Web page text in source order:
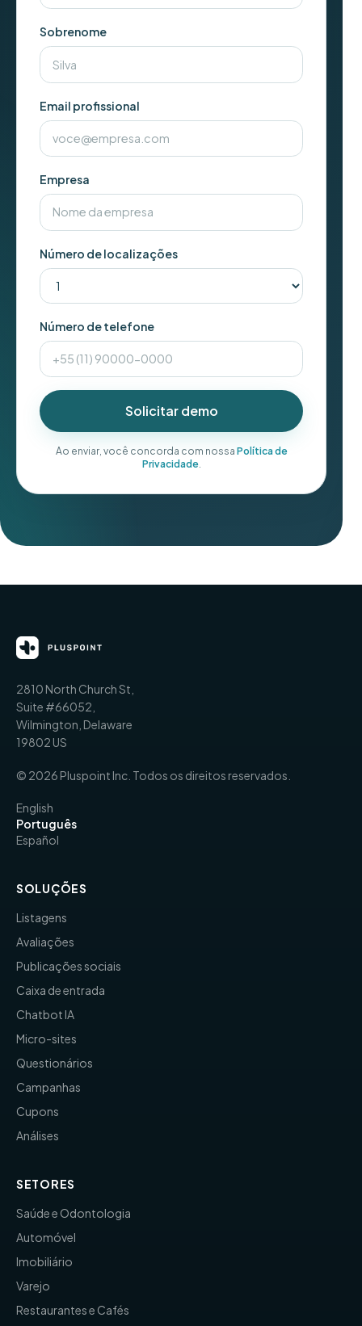
Sobrenome
Email profissional
Empresa
Número de localizações
Número de telefone
Solicitar demo
Ao enviar, você concorda com nossa Política de
Privacidade.
2810 North Church St,
Suite #66052,
Wilmington, Delaware
19802 US
© 2026 Pluspoint Inc. Todos os direitos reservados.
English
Português
Español
SOLUÇÕES
Listagens
Avaliações
Publicações sociais
Caixa de entrada
Chatbot IA
Micro-sites
Questionários
Campanhas
Cupons
Análises
SETORES
Saúde e Odontologia
Automóvel
Imobiliário
Varejo
Restaurantes e Cafés